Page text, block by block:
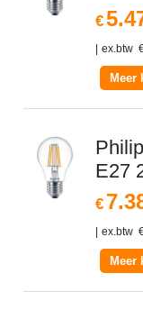
€
ex.btw
Meer
E27
€
ex.btw
Meer